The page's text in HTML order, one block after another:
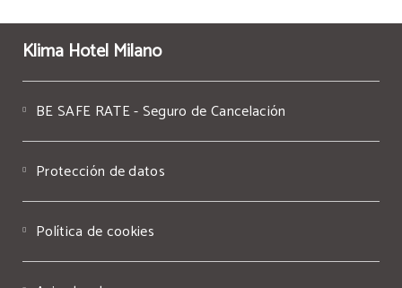
Klima Hotel Milano
BE SAFE RATE - Seguro de Cancelación
Protección de datos
Política de cookies